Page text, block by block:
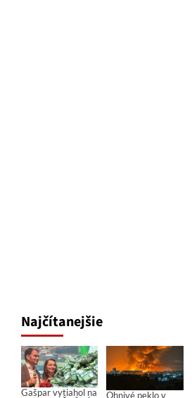
Najčítanejšie
Gašpar vytiahol na
Ohnivé peklo v